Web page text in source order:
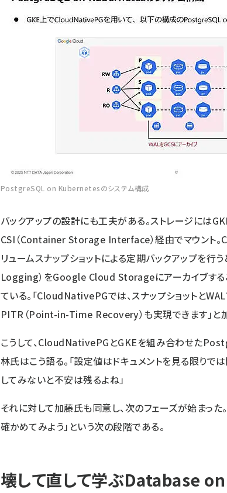
PostgreSQL on Kubernetesのシステム構成
バックアップの設計にも工夫がある。ストレージには
CSI（Container Storage Interface）経由でマウント
リュームスナップショットによる定期バックアップを行
Logging）をGoogle Cloud Storageにアーカイブする
ている。「CloudNativePGでは、スナップショットと
PITR（Point-in-Time Recovery）も実現できます」と
こうして、CloudNativePGとGKEを組み合わせた
林氏はこう語る。「設定値はドキュメントを見る限りで
してみないと不安は残るよね」
それに対して加藤氏も同意し、次のフェーズが始まった
確かめてみよう」という次の段階である。
壊して直して学ぶDatabase